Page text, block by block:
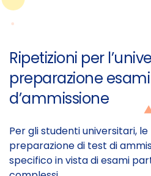
Ripetizioni per
preparazione
d’ammissione
Per gli studenti universitari,
preparazione di test di
specifico in vista di esami